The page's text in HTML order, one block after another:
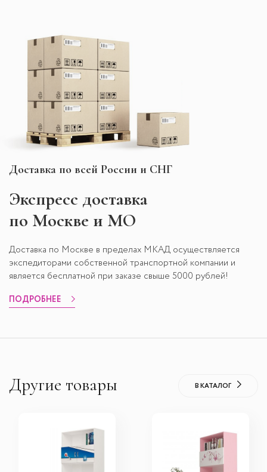
Доставка по всей России и СНГ
Экспресс доставка
по Москве и МО
Доставка по Москве в пределах МКАД осуществляется
экспедиторами собственной транспортной компании и
является бесплатной при заказе свыше 5000 рублей!
ПОДРОБНЕЕ
Другие товары В КАТАЛОГ